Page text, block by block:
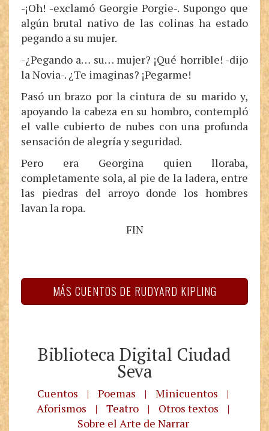
-¡Oh! -exclamó Georgie Porgie-. Supongo que
algún brutal nativo de las colinas ha estado
pegando a su mujer.
-¿Pegando a… su… mujer? ¡Qué horrible! -dijo
la Novia-. ¿Te imaginas? ¡Pegarme!
Pasó un brazo por la cintura de su marido y,
apoyando la cabeza en su hombro, contempló
el valle cubierto de nubes con una profunda
sensación de alegría y seguridad.
Pero era Georgina quien lloraba,
completamente sola, al pie de la ladera, entre
las piedras del arroyo donde los hombres
lavan la ropa.
FIN
MÁS CUENTOS DE RUDYARD KIPLING
Biblioteca Digital Ciudad
Seva
Cuentos | Poemas | Minicuentos
|
Aforismos
| Teatro | Otros textos
|
Sobre el Arte de Narrar